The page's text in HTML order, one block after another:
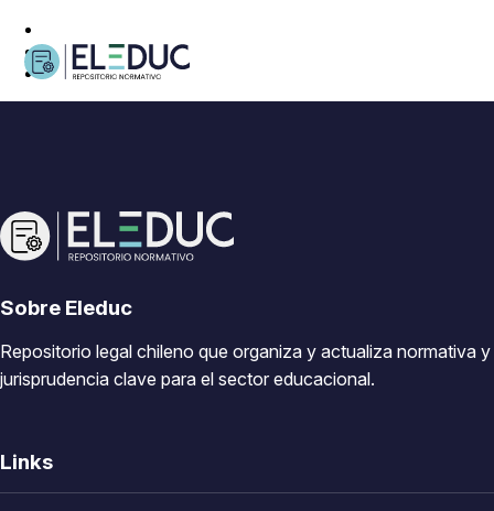
Sobre Eleduc
Repositorio legal chileno que organiza y actualiza normativa y
jurisprudencia clave para el sector educacional.
Links